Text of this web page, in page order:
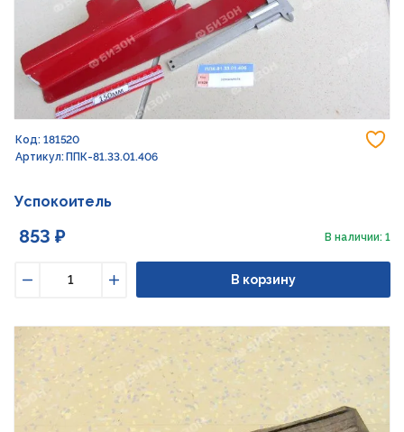
Код: 181520
Артикул: ППК-81.33.01.406
Успокоитель
853 ₽ В наличии: 1
Увеличить
В корзину